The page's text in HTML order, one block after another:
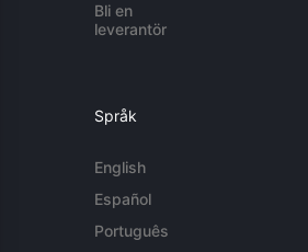
Bli en
leverantör
Språk
English
Español
Português